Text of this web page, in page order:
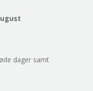
dager samt